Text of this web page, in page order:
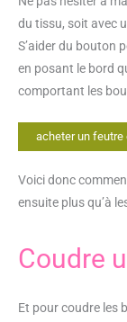
du tissu, soit avec
S’aider du bouton
en posant le bord
comportant les
acheter un
Voici donc
ensuite plus qu’à
Coudre
Et pour coudre les